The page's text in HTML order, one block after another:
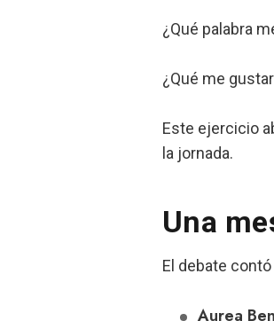
¿Qué palabra
¿Qué me
Este ejercicio
la jornada.
Una
El debate
Aurea